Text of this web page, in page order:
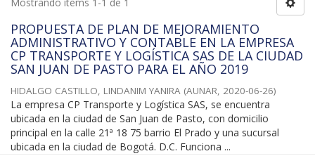
PROPUESTA DE PLAN DE MEJORAMIENTO
ADMINISTRATIVO Y CONTABLE EN LA EMPRESA
CP TRANSPORTE Y LOGÍSTICA SAS DE LA CIUDAD
SAN JUAN DE PASTO PARA EL AÑO 2019
HIDALGO CASTILLO, LINDANIM YANIRA (AUNAR, 2020-06-26)
La empresa CP Transporte y Logística SAS, se encuentra
ubicada en la ciudad de San Juan de Pasto, con domicilio
principal en la calle 21ª 18 75 barrio El Prado y una sucursal
ubicada en la ciudad de Bogotá. D.C. Funciona ...